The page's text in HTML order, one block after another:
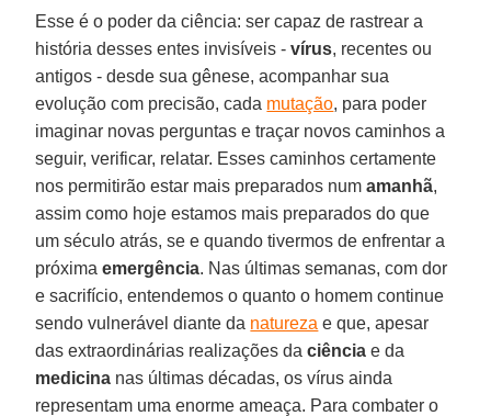
Esse é o poder da ciência: ser capaz de rastrear a
história desses entes invisíveis -vírus, recentes ou
antigos - desde sua gênese, acompanhar sua
evolução com precisão, cada mutação, para poder
imaginar novas perguntas e traçar novos caminhos a
seguir, verificar, relatar. Esses caminhos certamente
nos permitirão estar mais preparados numamanhã,
assim como hoje estamos mais preparados do que
um século atrás, se e quando tivermos de enfrentar a
próximaemergência. Nas últimas semanas, com dor
e sacrifício, entendemos o quanto o homem continue
sendo vulnerável diante da natureza e que, apesar
das extraordinárias realizações daciência e da
medicina nas últimas décadas, os vírus ainda
representam uma enorme ameaça. Para combater o